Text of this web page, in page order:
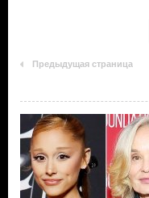
Предыдущая страница